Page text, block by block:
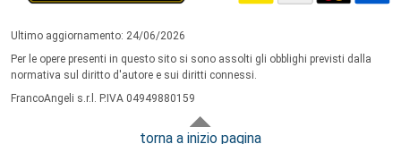
Ultimo aggiornamento: 24/06/2026
Per le opere presenti in questo sito si sono assolti gli obblighi previsti dalla
normativa sul diritto d'autore e sui diritti connessi.
FrancoAngeli s.r.l. P.IVA 04949880159
torna a inizio pagina